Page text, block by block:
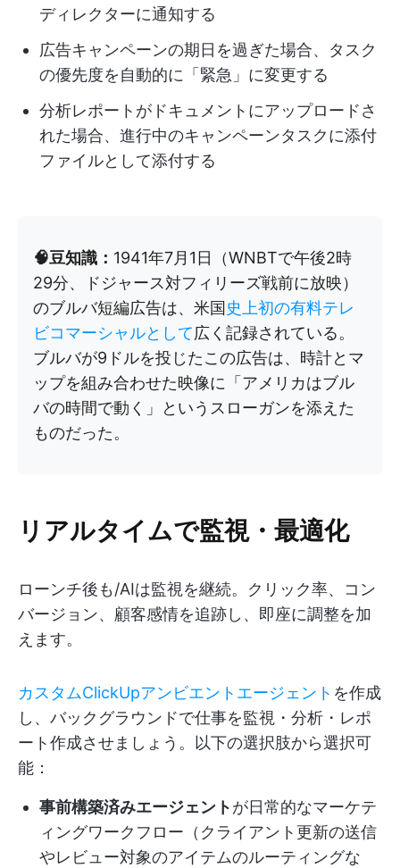
ディレクターに通知する
広告キャンペーンの期日を過ぎた場合、タスク
の優先度を自動的に「緊急」に変更する
分析レポートがドキュメントにアップロードさ
れた場合、進行中のキャンペーンタスクに添付
ファイルとして添付する
🧠豆知識： 1941年7月1日（WNBTで午後2時
29分、ドジャース対フィリーズ戦前に放映）
のブルバ短編広告は、米国史上初の有料テレ
ビコマーシャルとして広く記録されている。
ブルバが9ドルを投じたこの広告は、時計とマ
ップを組み合わせた映像に「アメリカはブル
バの時間で動く」というスローガンを添えた
ものだった。
リアルタイムで監視・最適化
ローンチ後も/AIは監視を継続。クリック率、コン
バージョン、顧客感情を追跡し、即座に調整を加
えます。
カスタムClickUpアンビエントエージェント を作成
し、バックグラウンドで仕事を監視・分析・レポ
ート作成させましょう。以下の選択肢から選択可
能：
事前構築済みエージェントが日常的なマーケテ
ィングワークフロー（クライアント更新の送信
やレビュー対象のアイテムのルーティングな